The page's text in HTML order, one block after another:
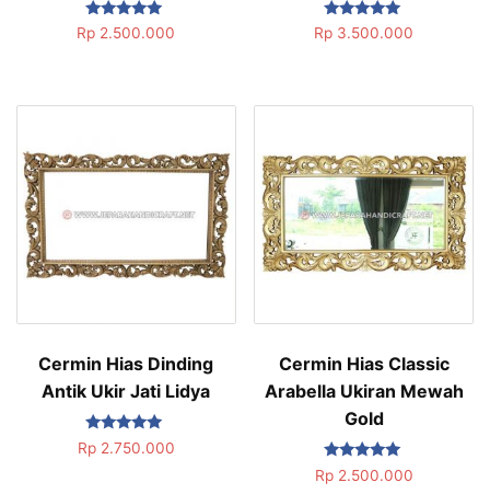
Dinilai
5.00
Rp 2.500.000
Dinilai
5.00
Rp 3.500.000
Cermin Hias Dinding
Antik Ukir Jati Lidya
Dinilai
5.00
Rp2.750.000
Cermin Hias Classic
Arabella Ukiran Mewah
Gold
Dinilai
5.00
Rp2.500.000